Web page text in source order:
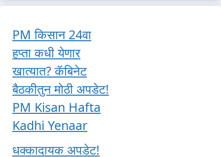
PM किसान 24वा
हप्ता कधी येणार
खात्यात? कॅबिनेट
बैठकीतुन मोठी अपडेट!
PM Kisan Hafta
Kadhi Yenaar
धक्कादायक अपडेट!